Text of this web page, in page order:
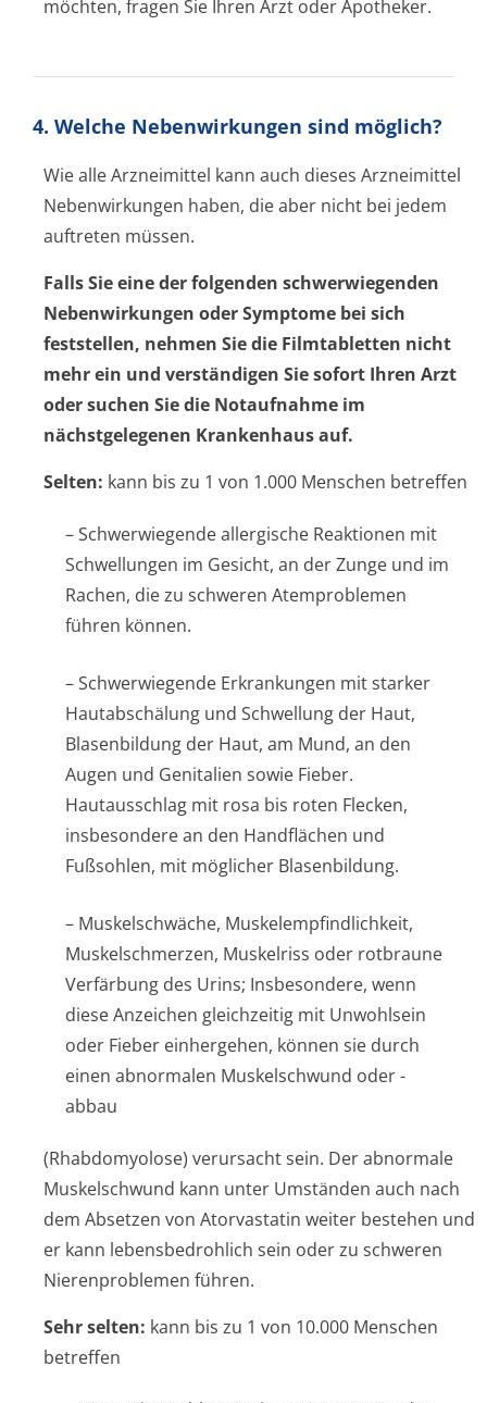
möchten, fragen Sie Ihren Arzt oder Apotheker.
4. Welche Nebenwirkungen sind möglich?
Wie alle Arzneimittel kann auch dieses Arzneimittel
Nebenwirkungen haben, die aber nicht bei jedem
auftreten müssen.
Falls Sie eine der folgenden schwerwiegenden
Nebenwirkungen oder Symptome bei sich
feststellen, nehmen Sie die Filmtabletten nicht
mehr ein und verständigen Sie sofort Ihren Arzt
oder suchen Sie die Notaufnahme im
nächstgelegenen Krankenhaus auf.
Selten: kann bis zu 1 von 1.000 Menschen betreffen
– Schwerwiegende allergische Reaktionen mit
Schwellungen im Gesicht, an der Zunge und im
Rachen, die zu schweren Atemproblemen
führen können.
– Schwerwiegende Erkrankungen mit starker
Hautabschälung und Schwellung der Haut,
Blasenbildung der Haut, am Mund, an den
Augen und Genitalien sowie Fieber.
Hautausschlag mit rosa bis roten Flecken,
insbesondere an den Handflächen und
Fußsohlen, mit möglicher Blasenbildung.
– Muskelschwäche, Muskelempfindlichke­it,
Muskelschmerzen, Muskelriss oder rotbraune
Verfärbung des Urins; Insbesondere, wenn
diese Anzeichen gleichzeitig mit Unwohlsein
oder Fieber einhergehen, können sie durch
einen abnormalen Muskelschwund oder -
abbau
(Rhabdomyolose) verursacht sein. Der abnormale
Muskelschwund kann unter Umständen auch nach
dem Absetzen von Atorvastatin weiter bestehen und
er kann lebensbedrohlich sein oder zu schweren
Nierenproblemen führen.
Sehr selten: kann bis zu 1 von 10.000 Menschen
betreffen